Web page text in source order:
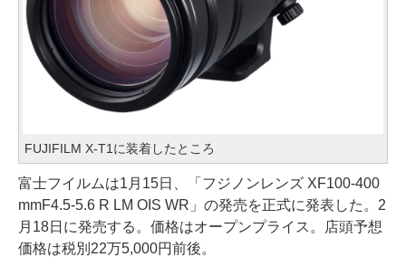
FUJIFILM X-T1に装着したところ
富士フイルムは1月15日、「フジノンレンズ XF100-400
mmF4.5-5.6 R LM OIS WR」の発売を正式に発表した。2
月18日に発売する。価格はオープンプライス。店頭予想
価格は税別22万5,000円前後。